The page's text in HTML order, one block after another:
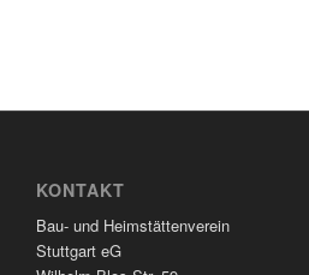
KONTAKT
Bau- und Heimstättenverein
Stuttgart eG